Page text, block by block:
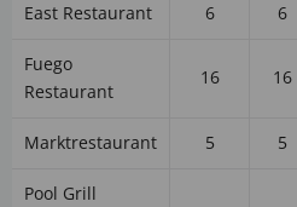
East Restaurant 6 6
Fuego
Restaurant
16 16
Marktrestaurant 5 5
Pool Grill